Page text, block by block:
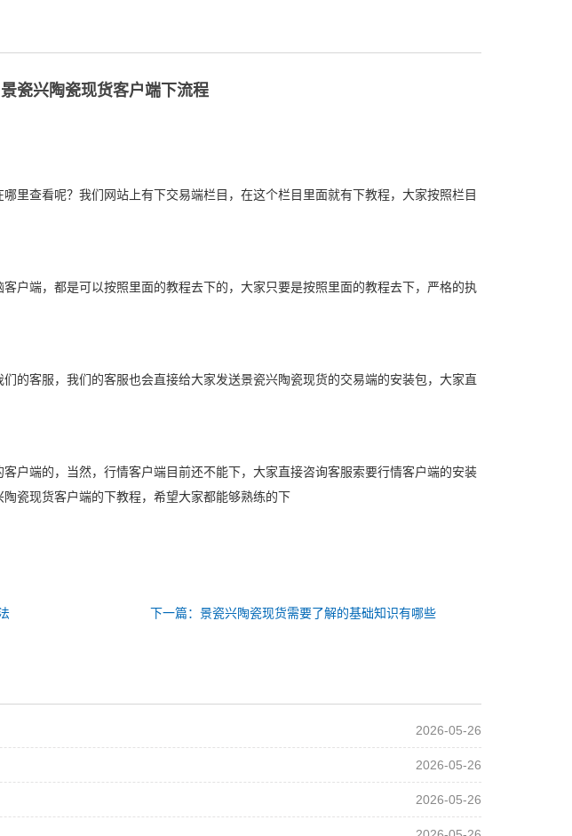
景瓷兴陶瓷现货客户端下流程
里查看呢？我们网站上有下交易端栏目，在这个栏目里面就有下教程，大家按照栏目
户端，都是可以按照里面的教程去下的，大家只要是按照里面的教程去下，严格的执
的客服，我们的客服也会直接给大家发送景瓷兴陶瓷现货的交易端的安装包，大家直
户端的，当然，行情客户端目前还不能下，大家直接咨询客服索要行情客户端的安装
瓷现货客户端的下教程，希望大家都能够熟练的下
下一篇：景瓷兴陶瓷现货需要了解的基础知识有哪些
2026-05-26
2026-05-26
2026-05-26